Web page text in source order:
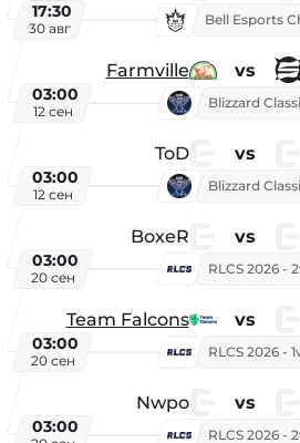
17:30
30 авг
Farmville vs
03:00
12 сен
ToD vs
03:00
12 сен
BoxeR vs
03:00
20 сен
Team Falcons vs
03:00
20 сен
Nwpo vs
03:00